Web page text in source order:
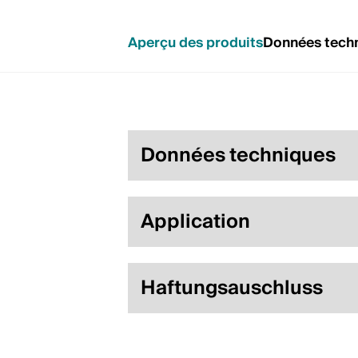
Aperçu des produitsDonnées
Données techniques
Application
Haftungsauschluss